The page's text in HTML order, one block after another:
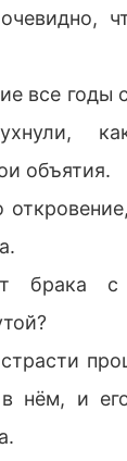
все годы
объятия.
брака с
нём, и